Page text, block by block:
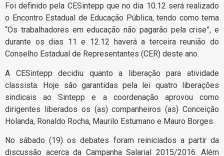
Foi definido pela CESintepp que no dia 10.12 será realizado
o Encontro Estadual de Educação Pública, tendo como tema
“Os trabalhadores em educação não pagarão pela crise”, e
durante os dias 11 e 12.12 haverá a terceira reunião do
Conselho Estadual de Representantes (CER) deste ano.
A CESintepp decidiu quanto a liberação para atividade
classista. Hoje são garantidas pela lei quatro liberações
sindicais ao Sintepp e a coordenação aprovou como
dirigentes liberados os (as) companheiros (as) Conceição
Holanda, Ronaldo Rocha, Maurilo Estumano e Mauro Borges.
No sábado (19) os debates foram reiniciados a partir da
discussão acerca da Campanha Salarial 2015/2016. Além